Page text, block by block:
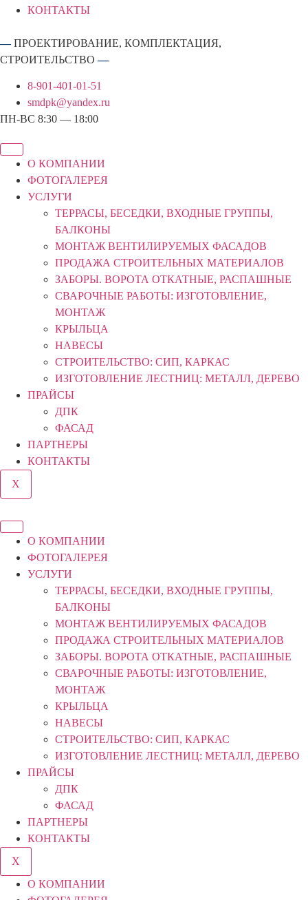
КОНТАКТЫ
—ПРОЕКТИРОВАНИЕ, КОМПЛЕКТАЦИЯ,
СТРОИТЕЛЬСТВО—
8-901-401-01-51
smdpk@yandex.ru
ПН-ВС 8:30 — 18:00
О КОМПАНИИ
ФОТОГАЛЕРЕЯ
УСЛУГИ
ТЕРРАСЫ, БЕСЕДКИ, ВХОДНЫЕ ГРУППЫ,
БАЛКОНЫ
МОНТАЖ ВЕНТИЛИРУЕМЫХ ФАСАДОВ
ПРОДАЖА СТРОИТЕЛЬНЫХ МАТЕРИАЛОВ
ЗАБОРЫ. ВОРОТА ОТКАТНЫЕ, РАСПАШНЫЕ
СВАРОЧНЫЕ РАБОТЫ: ИЗГОТОВЛЕНИЕ,
МОНТАЖ
КРЫЛЬЦА
НАВЕСЫ
СТРОИТЕЛЬСТВО: СИП, КАРКАС
ИЗГОТОВЛЕНИЕ ЛЕСТНИЦ: МЕТАЛЛ, ДЕРЕВО
ПРАЙСЫ
ДПК
ФАСАД
ПАРТНЕРЫ
КОНТАКТЫ
X
О КОМПАНИИ
ФОТОГАЛЕРЕЯ
УСЛУГИ
ТЕРРАСЫ, БЕСЕДКИ, ВХОДНЫЕ ГРУППЫ,
БАЛКОНЫ
МОНТАЖ ВЕНТИЛИРУЕМЫХ ФАСАДОВ
ПРОДАЖА СТРОИТЕЛЬНЫХ МАТЕРИАЛОВ
ЗАБОРЫ. ВОРОТА ОТКАТНЫЕ, РАСПАШНЫЕ
СВАРОЧНЫЕ РАБОТЫ: ИЗГОТОВЛЕНИЕ,
МОНТАЖ
КРЫЛЬЦА
НАВЕСЫ
СТРОИТЕЛЬСТВО: СИП, КАРКАС
ИЗГОТОВЛЕНИЕ ЛЕСТНИЦ: МЕТАЛЛ, ДЕРЕВО
ПРАЙСЫ
ДПК
ФАСАД
ПАРТНЕРЫ
КОНТАКТЫ
X
О КОМПАНИИ